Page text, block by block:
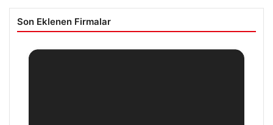
Son Eklenen Firmalar